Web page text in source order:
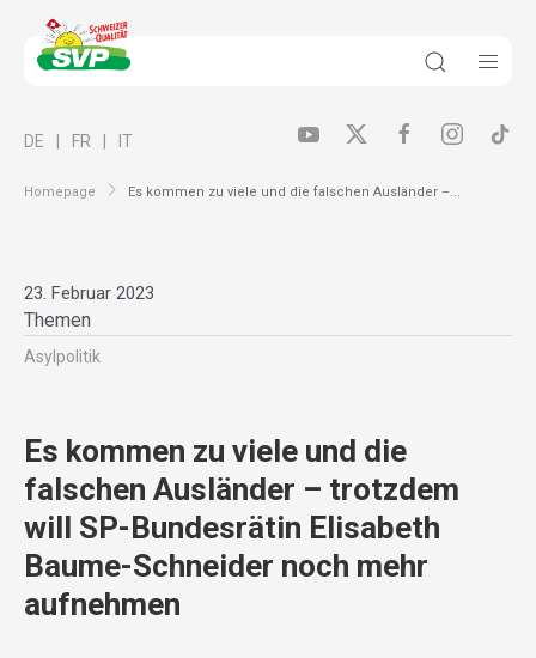
Homepage Es kommen zu viele und die falschen Ausländer –...
DE FR IT
23. Februar 2023
Themen
Asylpolitik
Es kommen zu viele und die
falschen Ausländer – trotzdem
will SP-Bundesrätin Elisabeth
Baume-Schneider noch mehr
aufnehmen